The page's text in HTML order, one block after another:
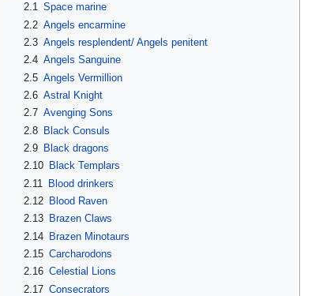
2.1 Space marine
2.2 Angels encarmine
2.3 Angels resplendent/ Angels penitent
2.4 Angels Sanguine
2.5 Angels Vermillion
2.6 Astral Knight
2.7 Avenging Sons
2.8 Black Consuls
2.9
Black dragons
2.10
Black Templars
2.11
Blood drinkers
2.12
Blood Raven
2.13
Brazen Claws
2.14 Brazen Minotaurs
2.15 Carcharodons
2.16 Celestial Lions
2.17 Consecrators